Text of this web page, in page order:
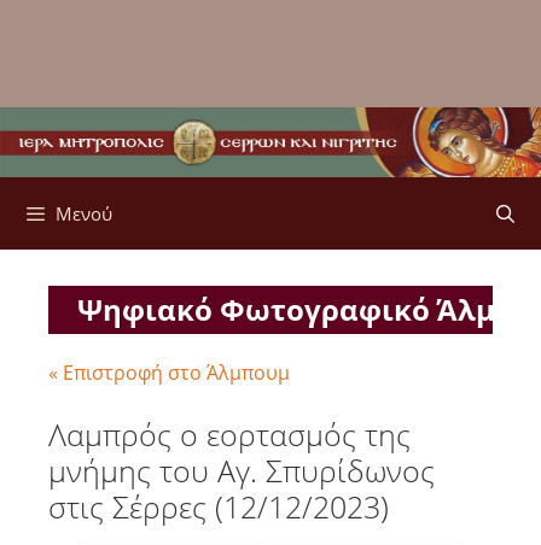
Μενού
Ψηφιακό Φωτογραφικό
« Επιστροφή στο Άλμπουμ
Λαμπρός ο εορτασμός της
μνήμης του Αγ. Σπυρίδωνος
στις Σέρρες (12/12/2023)